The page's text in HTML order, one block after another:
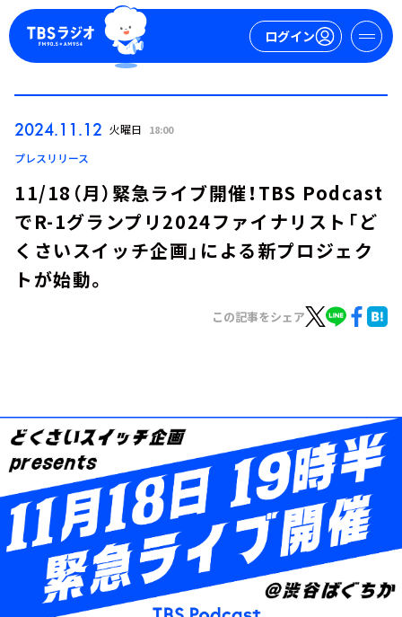
ログイン
お知らせ
イベント・グッズ
YouTube
会社情報
2024.11.12 火曜日 18:00
プレスリリース
11/18（月）緊急ライブ開催！TBS Podcast
でR-1グランプリ2024ファイナリスト「ど
くさいスイッチ企画」による新プロジェク
トが始動。
この記事をシェア